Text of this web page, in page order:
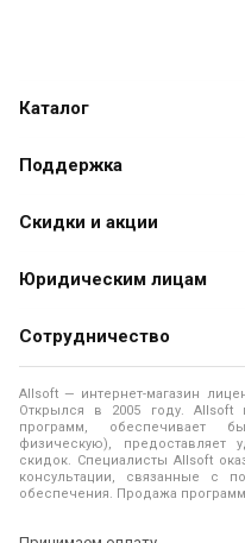
Каталог
Каталог программ
Поддержка
Оплата заказов
Доставка заказа
Помощь
Правила продажи
Политика использования
Скидки и акции
Специальные
Юридическим лицам
Продажа программ
О лицензировании
Программы для компьютера
Контакты
Сотрудничество
О магазине
Адреса и телефоны
Новости
Allsoft — интернет-магазин
Открылся в 2005 году. Allsoft
программ, обеспечивает
физическую),
скидок. Специалисты Allsoft
консультации, связанные с
обеспечения. Продажа